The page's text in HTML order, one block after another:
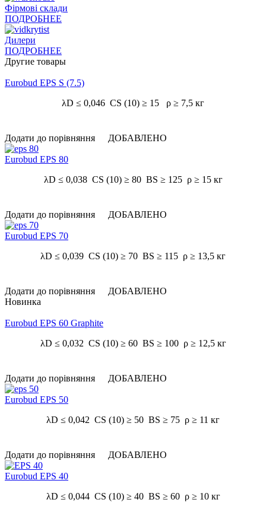
Фірмові склади
ПОДРОБНЕЕ
Дилери
ПОДРОБНЕЕ
Другие товары
Eurobud EPS S (7.5)
λD ≤ 0,046 CS (10) ≥ 15 ρ ≥ 7,5 кг
Додати до порівняння ДОБАВЛЕНО
Eurobud EPS 80
λD ≤ 0,038 CS (10) ≥ 80 BS ≥ 125 ρ ≥ 15 кг
Додати до порівняння ДОБАВЛЕНО
Eurobud EPS 70
λD ≤ 0,039 CS (10) ≥ 70 BS ≥ 115 ρ ≥ 13,5 кг
Додати до порівняння
ДОБАВЛЕНО
Новинка
Eurobud EPS 60 Graphite
λD ≤ 0,032 CS (10) ≥ 60 BS ≥ 100 ρ ≥ 12,5 кг
Додати до порівняння ДОБАВЛЕНО
Eurobud EPS 50
λD ≤ 0,042 CS (10) ≥ 50 BS ≥ 75 ρ ≥ 11 кг
Додати до порівняння ДОБАВЛЕНО
Eurobud EPS 40
λD ≤ 0,044 CS (10) ≥ 40 BS ≥ 60 ρ ≥ 10 кг